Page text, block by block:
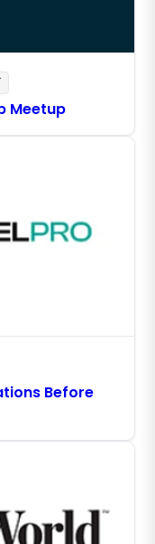
Meetup
Before